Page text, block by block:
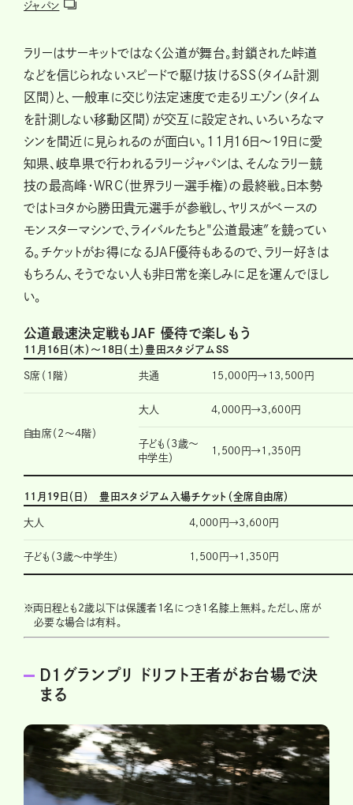
ジャパン
ラリーはサーキットではなく公道が舞台。封鎖された峠道
などを信じられないスピードで駆け抜けるSS（タイム計測
区間）と、一般車に交じり法定速度で走るリエゾン（タイム
を計測しない移動区間）が交互に設定され、いろいろなマ
シンを間近に見られるのが面白い。11月16日～19日に愛
知県、岐阜県で行われるラリージャパンは、そんなラリー競
技の最高峰・WRC（世界ラリー選手権）の最終戦。日本勢
ではトヨタから勝田貴元選手が参戦し、ヤリスがベースの
モンスターマシンで、ライバルたちと"公道最速″を競ってい
る。チケットがお得になるJAF優待もあるので、ラリー好きは
もちろん、そうでない人も非日常を楽しみに足を運んでほし
い。
公道最速決定戦もJAF 優待で楽しもう
11月16日（木）～18日（土）豊田スタジアムSS
S席（1階） 共通 15,000円→13,500円
自由席（2～4階）
大人 4,000円→3,600円
子ども（3歳～
中学生）
1,500円→1,350円
11月19日（日） 豊田スタジアム入場チケット（全席自由席）
大人 4,000円→3,600円
子ども（3歳～中学生） 1,500円→1,350円
※両日程とも2歳以下は保護者1名につき1名膝上無料。ただし、席が
必要な場合は有料。
D1グランプリ ドリフト王者がお台場で決
まる